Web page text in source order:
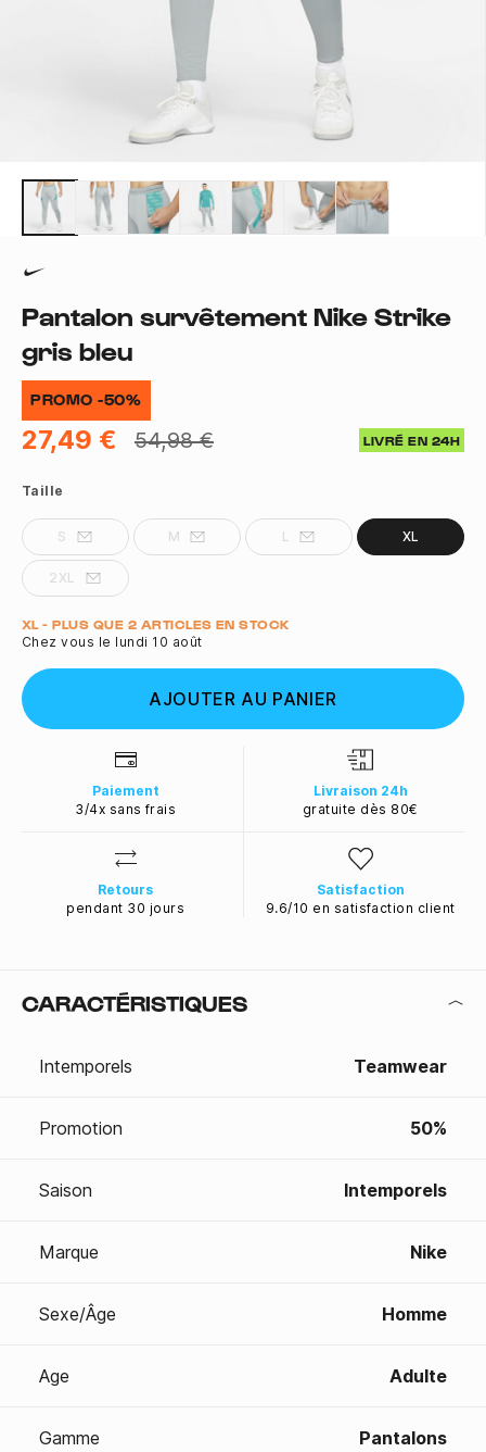
Pantalon survêtement Nike Strike
gris bleu
PROMO -50%
27,49 € 54,98 € LIVRÉ EN 24H
Taille
S M L XL
2XL
Quantité
XL - PLUS QUE 2 ARTICLES EN STOCK
Chez vous le lundi 10 août
AJOUTER AU PANIER
Paiement
3/4x sans frais
Livraison 24h
gratuite dès 80€
Retours
pendant 30 jours
Satisfaction
9.6/10 en satisfaction client
CARACTÉRISTIQUES
Intemporels Teamwear
Promotion 50%
Saison Intemporels
Marque Nike
Sexe/Âge Homme
Age Adulte
Gamme Pantalons